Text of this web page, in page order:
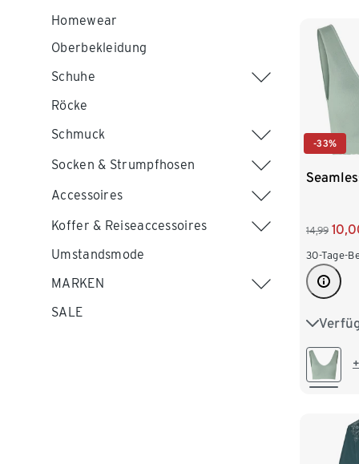
Homewear
Oberbekleidung
Schuhe
Röcke
Schmuck
Socken & Strumpfhosen
Accessoires
Koffer & Reiseaccessoires
Umstandsmode
MARKEN
SALE
-33%
14,99
30-Tage-
XS 32/
M 40/42